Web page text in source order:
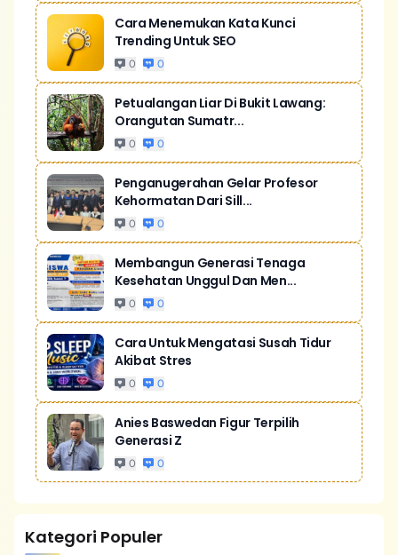
Cara Menemukan Kata Kunci
Trending Untuk SEO
0 0
Petualangan Liar Di Bukit Lawang:
Orangutan Sumatr...
0 0
Penganugerahan Gelar Profesor
Kehormatan Dari Sill...
0 0
Membangun Generasi Tenaga
Kesehatan Unggul Dan Men...
0 0
Cara Untuk Mengatasi Susah Tidur
Akibat Stres
0 0
Anies Baswedan Figur Terpilih
Generasi Z
0 0
Kategori Populer